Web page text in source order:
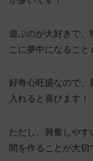
遊ぶのが大好きで、
こに夢中になること
好奇心旺盛なので、
入れると喜びます！
ただし、興奮しや
間を作ることが大切